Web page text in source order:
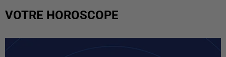
VOTRE HOROSCOPE